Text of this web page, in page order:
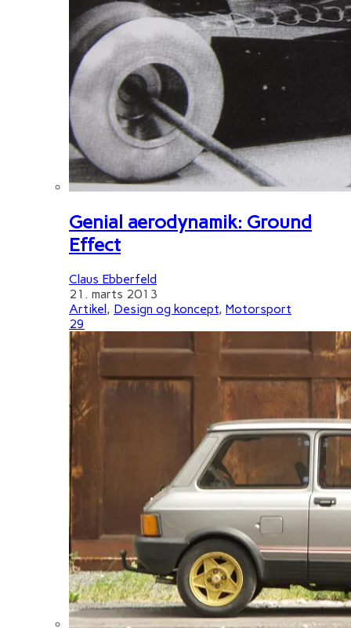
Genial aerodynamik: Ground
Effect
Claus Ebberfeld
21. marts 2013
Artikel, Design og koncept, Motorsport
29